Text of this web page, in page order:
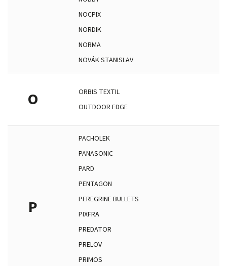
NOCPIX
NORDIK
NORMA
NOVÁK STANISLAV
O
ORBIS TEXTIL
OUTDOOR EDGE
P
PACHOLEK
PANASONIC
PARD
PENTAGON
PEREGRINE BULLETS
PIXFRA
PREDATOR
PRELOV
PRIMOS